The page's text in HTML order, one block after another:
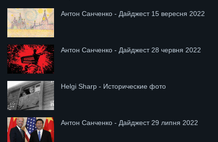
Антон Санченко - Дайджест 15 вересня 2022
Антон Санченко - Дайджест 28 червня 2022
Helgi Sharp - Исторические фото
Антон Санченко - Дайджест 29 липня 2022